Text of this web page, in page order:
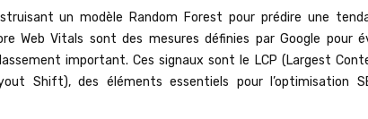
un modèle Random Forest pour prédire une
Web Vitals sont des mesures définies par Google pour
important. Ces signaux sont le LCP (Largest
Shift), des éléments essentiels pour l’optimisation